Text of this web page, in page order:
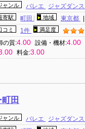
ャンル バレエ ジャズダンス
寄駅 町田 地域 東京都
コミ 1件 満足度
の質:4.00 設備・機材:4.00
料金:3.00
田
ャンル バレエ ジャズダンス